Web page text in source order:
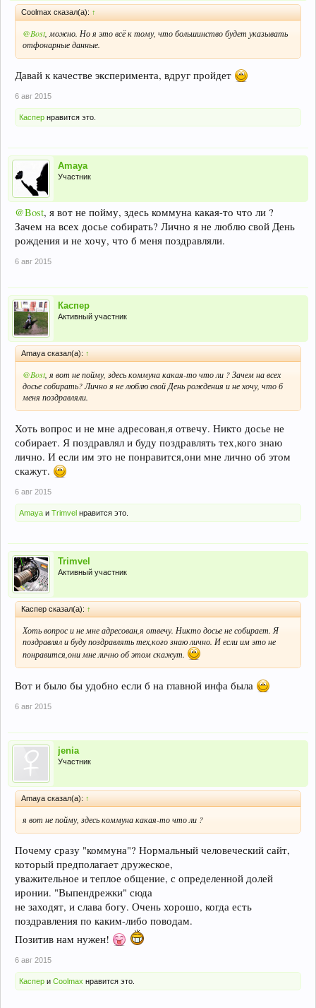
Coolmax сказал(а): ↑
@Bost, можно. Но я это всё к тому, что большинство будет указывать
отфонарные данные.
Давай к качестве эксперимента, вдруг пройдет
6 авг 2015
Каспер нравится это.
Amaya
Участник
@Bost, я вот не пойму, здесь коммуна какая-то что ли ?
Зачем на всех досье собирать? Лично я не люблю свой День
рождения и не хочу, что б меня поздравляли.
6 авг 2015
Каспер
Активный участник
Amaya сказал(а): ↑
@Bost, я вот не пойму, здесь коммуна какая-то что ли ? Зачем на всех
досье собирать? Лично я не люблю свой День рождения и не хочу, что б
меня поздравляли.
Хоть вопрос и не мне адресован,я отвечу. Никто досье не
собирает. Я поздравлял и буду поздравлять тех,кого знаю
лично. И если им это не понравится,они мне лично об этом
скажут.
6 авг 2015
Amaya и Trimvel нравится это.
Trimvel
Активный участник
Каспер сказал(а): ↑
Хоть вопрос и не мне адресован,я отвечу. Никто досье не собирает. Я
поздравлял и буду поздравлять тех,кого знаю лично. И если им это не
понравится,они мне лично об этом скажут.
Вот и было бы удобно если б на главной инфа была
6 авг 2015
jenia
Участник
Amaya сказал(а): ↑
я вот не пойму, здесь коммуна какая-то что ли ?
Почему сразу "коммуна"? Нормальный человеческий сайт,
который предполагает дружеское,
уважительное и теплое общение, с определенной долей
иронии. "Выпендрежки" сюда
не заходят, и слава богу. Очень хорошо, когда есть
поздравления по каким-либо поводам.
Позитив нам нужен!
6 авг 2015
Каспер и Coolmax нравится это.